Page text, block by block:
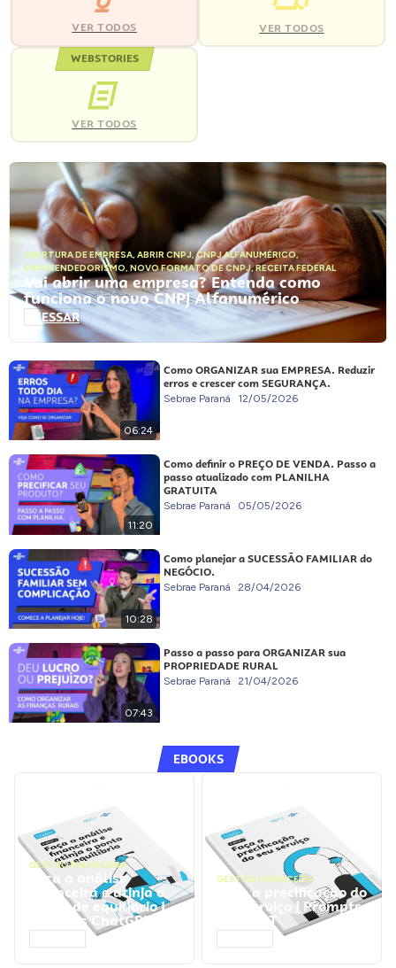
VER TODOS VER TODOS
WEBSTORIES
VER TODOS
ABERTURA DE EMPRESA, ABRIR CNPJ,CNPJ ALFANUMÉRICO,
EMPREENDEDORISMO, NOVO FORMATO DE CNPJ,RECEITA FEDERAL
Vai abrir uma empresa? Entenda como
funciona o novo CNPJ Alfanumérico
ACESSAR
06:24
Como ORGANIZAR sua EMPRESA. Reduzir
erros e crescer com SEGURANÇA.
Sebrae Paraná 12/05/2026
11:20
Como definir o PREÇO DE VENDA. Passo a
passo atualizado com PLANILHA
GRATUITA
Sebrae Paraná 05/05/2026
10:28
Como planejar a SUCESSÃO FAMILIAR do
NEGÓCIO.
Sebrae Paraná 28/04/2026
07:43
Passo a passo para ORGANIZAR sua
PROPRIEDADE RURAL
Sebrae Paraná 21/04/2026
EBOOKS
GESTÃO FINANCEIRA
Faça a análise
financeira e atinja o
ponto de equilíbrio |
Prompts ChatGPT
GESTÃO FINANCEIRA
Faça a precificação do
seu serviço | Prompts
ChatGPT